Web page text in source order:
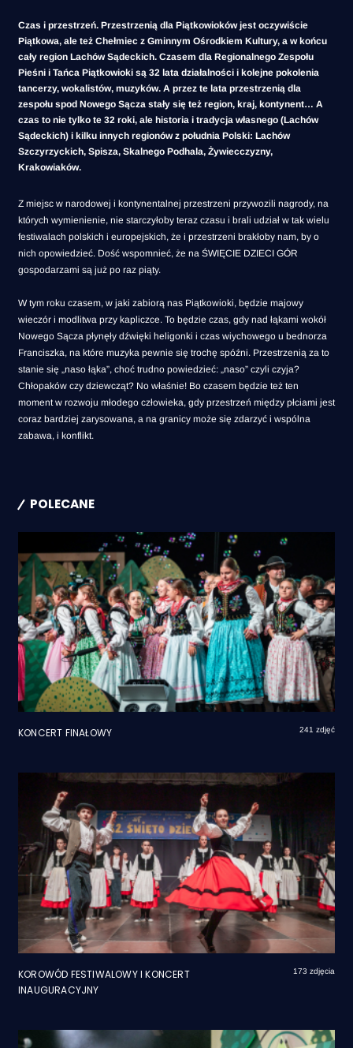
Czas i przestrzeń. Przestrzenią dla Piątkowioków jest oczywiście
Piątkowa, ale też Chełmiec z Gminnym Ośrodkiem Kultury, a w końcu
cały region Lachów Sądeckich. Czasem dla Regionalnego Zespołu
Pieśni i Tańca Piątkowioki są 32 lata działalności i kolejne pokolenia
tancerzy, wokalistów, muzyków. A przez te lata przestrzenią dla
zespołu spod Nowego Sącza stały się też region, kraj, kontynent… A
czas to nie tylko te 32 roki, ale historia i tradycja własnego (Lachów
Sądeckich) i kilku innych regionów z południa Polski: Lachów
Szczyrzyckich, Spisza, Skalnego Podhala, Żywiecczyzny,
Krakowiaków.
Z miejsc w narodowej i kontynentalnej przestrzeni przywozili nagrody, na
których wymienienie, nie starczyłoby teraz czasu i brali udział w tak wielu
festiwalach polskich i europejskich, że i przestrzeni brakłoby nam, by o
nich opowiedzieć. Dość wspomnieć, że na ŚWIĘCIE DZIECI GÓR
gospodarzami są już po raz piąty.
W tym roku czasem, w jaki zabiorą nas Piątkowioki, będzie majowy
wieczór i modlitwa przy kapliczce. To będzie czas, gdy nad łąkami wokół
Nowego Sącza płynęły dźwięki heligonki i czas wiychowego u bednorza
Franciszka, na które muzyka pewnie się trochę spóźni. Przestrzenią za to
stanie się „naso łąka”, choć trudno powiedzieć: „naso” czyli czyja?
Chłopaków czy dziewcząt? No właśnie! Bo czasem będzie też ten
moment w rozwoju młodego człowieka, gdy przestrzeń między płciami jest
coraz bardziej zarysowana, a na granicy może się zdarzyć i wspólna
zabawa, i konflikt.
POLECANE
KONCERT FINAŁOWY 241 zdjęć
KOROWÓD FESTIWALOWY I KONCERT
INAUGURACYJNY
173 zdjęcia